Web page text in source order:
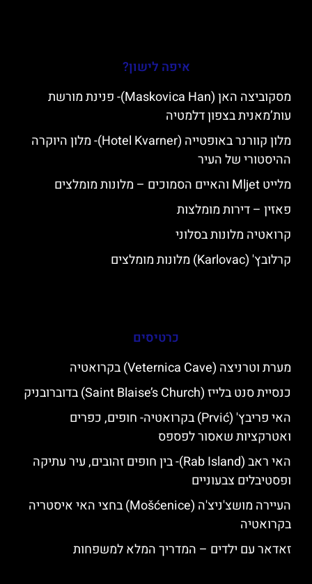
איפה לישון?
מסקוביצה האן (Maskovica Han)- פנינת מורשת
עות’מאנית בצפון דלמטיה
מלון קוורנר באופטייה (Hotel Kvarner)- מלון היוקרה
ההיסטורי של העיר
מלייט Mljet והאיים הסמוכים – מלונות מומלצים
פאזין – דירות מומלצות
קרואטיה מלונות בסלוני
קרלובץ' (Karlovac) מלונות מומלצים
כרטיסים
מערת וטרניצה (Veternica Cave) בקרואטיה
כנסיית סנט בלייז (Saint Blaise’s Church) בדוברובניק
האי פריבץ' (Prvić) בקרואטיה- חופים, כפרים
ואטרקציות שאסור לפספס
האי ראב (Rab Island)- בין חופים זהובים, עיר עתיקה
ופסטיבלים צבעוניים
העיירה מושצ'ניצ'ה (Mošćenice) בחצי האי איסטריה
בקרואטיה
זאדאר עם ילדים – המדריך המלא למשפחות